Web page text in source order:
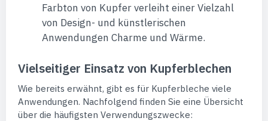
Farbton von Kupfer verleiht einer Vielzahl
von Design- und künstlerischen
Anwendungen Charme und Wärme.
Vielseitiger Einsatz von Kupferblechen
Wie bereits erwähnt, gibt es für Kupferbleche viele
Anwendungen. Nachfolgend finden Sie eine Übersicht
über die häufigsten Verwendungszwecke: